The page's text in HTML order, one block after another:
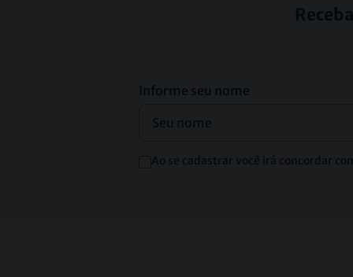
Informe seu nome
Ao se cadastrar você irá concordar